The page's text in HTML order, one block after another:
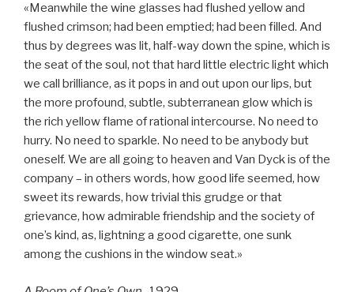
«Meanwhile the wine glasses had flushed yellow and
flushed crimson; had been emptied; had been filled. And
thus by degrees was lit, half-way down the spine, which is
the seat of the soul, not that hard little electric light which
we call brilliance, as it pops in and out upon our lips, but
the more profound, subtle, subterranean glow which is
the rich yellow flame of rational intercourse. No need to
hurry. No need to sparkle. No need to be anybody but
oneself. We are all going to heaven and Van Dyck is of the
company – in others words, how good life seemed, how
sweet its rewards, how trivial this grudge or that
grievance, how admirable friendship and the society of
one’s kind, as, lightning a good cigarette, one sunk
among the cushions in the window seat.»